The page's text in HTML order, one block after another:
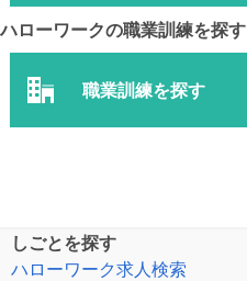
ハローワークの職業訓練を探す
職業訓練を探す
しごとを探す
ハローワーク求人検索